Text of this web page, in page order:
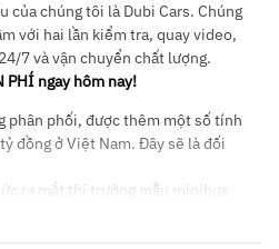
của chúng tôi là Dubi Cars. Chúng
với hai lần kiểm tra, quay video,
7 và vận chuyển chất lượng.
PHÍ ngay hôm nay!
phân phối, được thêm một số tính
đồng ở Việt Nam. Đây sẽ là đối
ra mắt thị trường mẫu minibus
xe Hyundai thương mại từ